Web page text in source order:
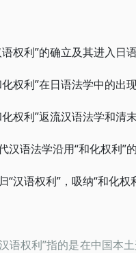
语权利”的确立及其进入日
化权利”在日语法学中的出
化权利”返流汉语法学和清
汉语法学沿用“和化权利”
“汉语权利”，吸纳“和化权
语权利”指的是在中国本